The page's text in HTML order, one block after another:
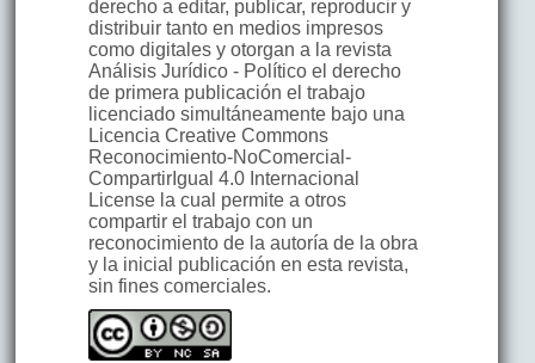
derecho a editar, publicar, reproducir y
distribuir tanto en medios impresos
como digitales y otorgan a la revista
Análisis Jurídico - Político el derecho
de primera publicación el trabajo
licenciado simultáneamente bajo una
Licencia Creative Commons
Reconocimiento-NoComercial-
CompartirIgual 4.0 Internacional
License la cual permite a otros
compartir el trabajo con un
reconocimiento de la autoría de la obra
y la inicial publicación en esta revista,
sin fines comerciales.